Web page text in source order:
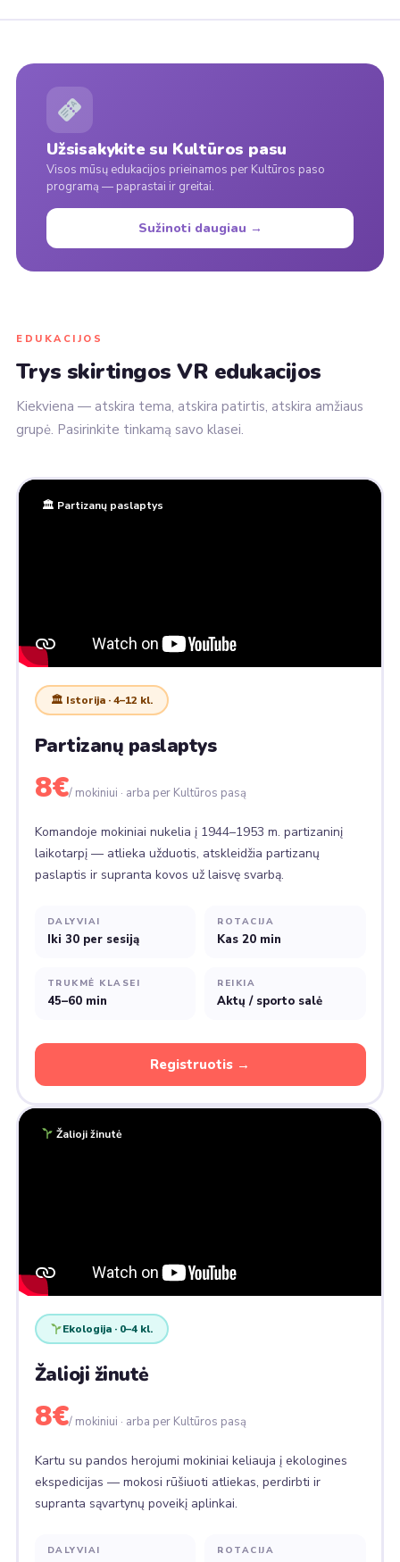
Užsisakykite su Kultūros pasu
Visos mūsų edukacijos prieinamos per Kultūros paso
programą — paprastai ir greitai.
Sužinoti daugiau →
EDUKACIJOS
Trys skirtingos VR edukacijos
Kiekviena — atskira tema, atskira patirtis, atskira amžiaus
grupė. Pasirinkite tinkamą savo klasei.
🏛 Partizanų paslaptys
🏛 Istorija · 4–12 kl.
Partizanų paslaptys
8€/ mokiniui · arba per Kultūros pasą
Komandoje mokiniai nukelia į 1944–1953 m. partizaninį
laikotarpį — atlieka užduotis, atskleidžia partizanų
paslaptis ir supranta kovos už laisvę svarbą.
DALYVIAI
Iki 30 per sesiją
ROTACIJA
Kas 20 min
TRUKMĖ KLASEI
45–60 min
REIKIA
Aktų / sporto salė
Registruotis →
Žalioji žinutė
Ekologija · 0–4 kl.
Žalioji žinutė
8€/ mokiniui · arba per Kultūros pasą
Kartu su pandos herojumi mokiniai keliauja į ekologines
ekspedicijas — mokosi rūšiuoti atliekas, perdirbti ir
supranta sąvartynų poveikį aplinkai.
DALYVIAI ROTACIJA